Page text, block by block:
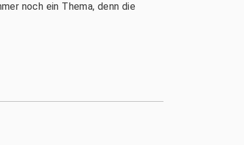
noch ein Thema, denn die